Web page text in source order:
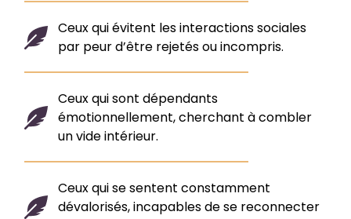
Ceux qui évitent les interactions sociales
par peur d’être rejetés ou incompris.
Ceux qui sont dépendants
émotionnellement, cherchant à combler
un vide intérieur.
Ceux qui se sentent constamment
dévalorisés, incapables de se reconnecter